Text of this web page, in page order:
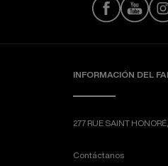
INFORMACIÓN DEL
277 RUE SAINT
Contáctanos